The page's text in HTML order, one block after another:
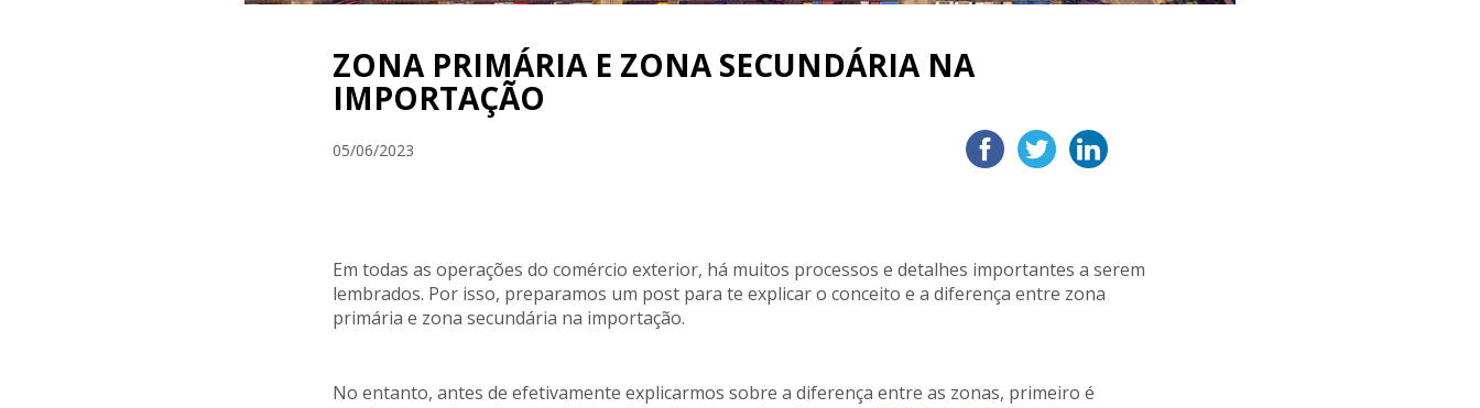
ZONA PRIMÁRIA E ZONA SECUNDÁRIA NA
IMPORTAÇÃO
05/06/2023
Em todas as operações do comércio exterior, há muitos processos e detalhes importantes a serem
lembrados. Por isso, preparamos um post para te explicar o conceito e a diferença entre zona
primária e zona secundária na importação.
No entanto, antes de efetivamente explicarmos sobre a diferença entre as zonas, primeiro é